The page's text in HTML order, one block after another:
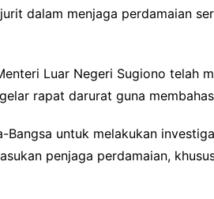
dalam menjaga perdamaian
Luar Negeri Sugiono telah
rapat darurat guna
Bangsa untuk melakukan
penjaga perdamaian,